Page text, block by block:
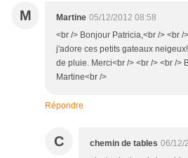
M Martine 05/12/2012 08:58
<br /> Bonjour Patricia,<br /> <br
j'adore ces petits gateaux
de pluie. Merci<br /> <br /> <br />
Martine<br />
Répondre
C chemin de tables 06/12/